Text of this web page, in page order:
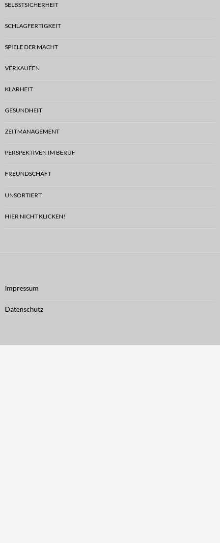
SELBSTSICHERHEIT
SCHLAGFERTIGKEIT
SPIELE DER MACHT
VERKAUFEN
KLARHEIT
GESUNDHEIT
ZEITMANAGEMENT
PERSPEKTIVEN IM BERUF
FREUNDSCHAFT
UNSORTIERT
HIER NICHT KLICKEN!
Impressum
Datenschutz